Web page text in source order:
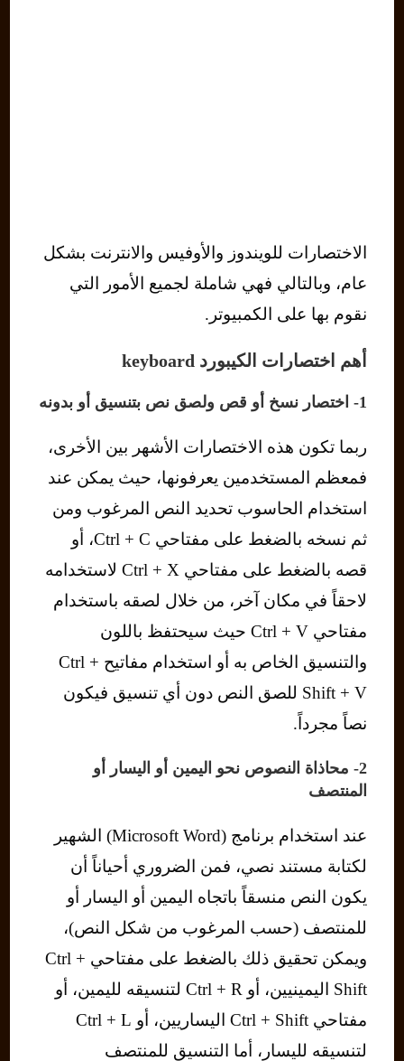
الاختصارات للويندوز والأوفيس والانترنت بشكل
عام، وبالتالي فهي شاملة لجميع الأمور التي
نقوم بها على الكمبيوتر.
أهم اختصارات الكيبورد keyboard
1- اختصار نسخ أو قص ولصق نص بتنسيق أو بدونه
ربما تكون هذه الاختصارات الأشهر بين الأخرى،
فمعظم المستخدمين يعرفونها، حيث يمكن عند
استخدام الحاسوب تحديد النص المرغوب ومن
ثم نسخه بالضغط على مفتاحي Ctrl + C، أو
قصه بالضغط على مفتاحي Ctrl + X لاستخدامه
لاحقاً في مكان آخر، من خلال لصقه باستخدام
مفتاحي Ctrl + V حيث سيحتفظ باللون
والتنسيق الخاص به أو استخدام مفاتيح Ctrl +
Shift + V للصق النص دون أي تنسيق فيكون
نصاً مجرداً.
2- محاذاة النصوص نحو اليمين أو اليسار أو
المنتصف
عند استخدام برنامج (Microsoft Word) الشهير
لكتابة مستند نصي، فمن الضروري أحياناً أن
يكون النص منسقاً باتجاه اليمين أو اليسار أو
للمنتصف (حسب المرغوب من شكل النص)،
ويمكن تحقيق ذلك بالضغط على مفتاحي Ctrl +
Shift اليمينيين، أو Ctrl + R لتنسيقه لليمين، أو
مفتاحي Ctrl + Shift اليساريين، أو Ctrl + L
لتنسيقه لليسار، أما التنسيق للمنتصف